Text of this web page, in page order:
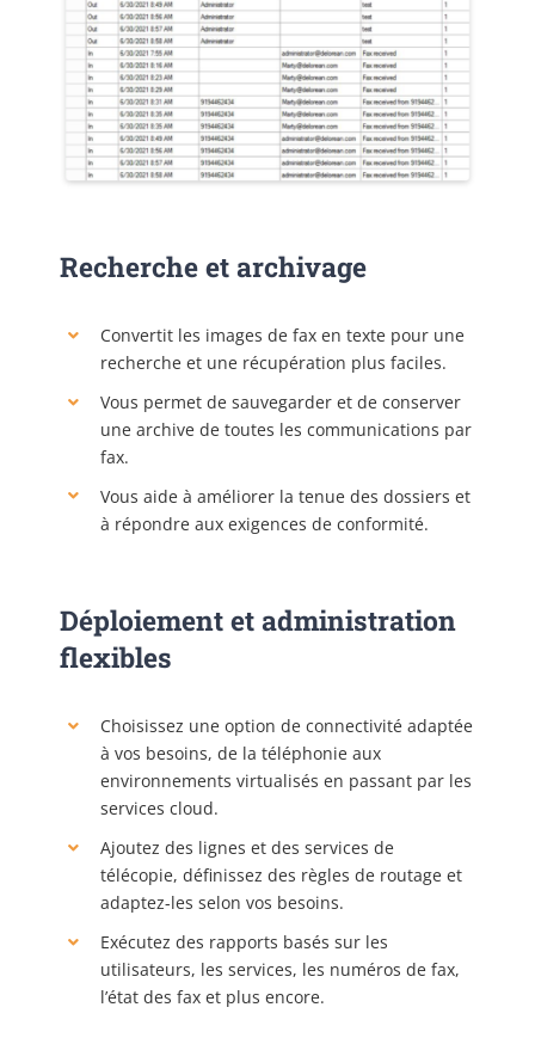
Recherche et archivage
Convertit les images de fax en texte pour une
recherche et une récupération plus faciles.
Vous permet de sauvegarder et de conserver
une archive de toutes les communications par
fax.
Vous aide à améliorer la tenue des dossiers et
à répondre aux exigences de conformité.
Déploiement et administration
flexibles
Choisissez une option de connectivité adaptée
à vos besoins, de la téléphonie aux
environnements virtualisés en passant par les
services cloud.
Ajoutez des lignes et des services de
télécopie, définissez des règles de routage et
adaptez-les selon vos besoins.
Exécutez des rapports basés sur les
utilisateurs, les services, les numéros de fax,
l’état des fax et plus encore.